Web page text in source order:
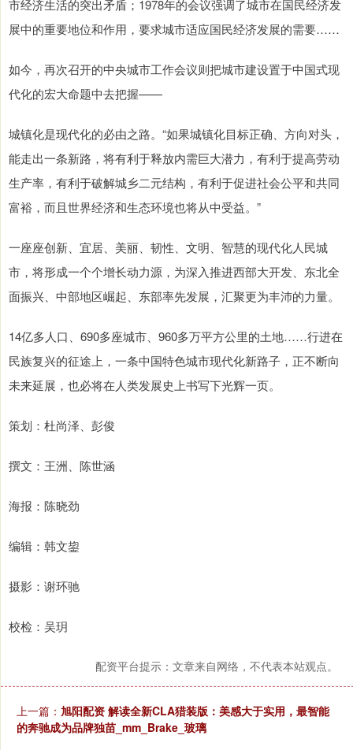
市经济生活的突出矛盾；1978年的会议强调了城市在国民经济发
展中的重要地位和作用，要求城市适应国民经济发展的需要……
如今，再次召开的中央城市工作会议则把城市建设置于中国式现
代化的宏大命题中去把握——
城镇化是现代化的必由之路。“如果城镇化目标正确、方向对头，
能走出一条新路，将有利于释放内需巨大潜力，有利于提高劳动
生产率，有利于破解城乡二元结构，有利于促进社会公平和共同
富裕，而且世界经济和生态环境也将从中受益。”
一座座创新、宜居、美丽、韧性、文明、智慧的现代化人民城
市，将形成一个个增长动力源，为深入推进西部大开发、东北全
面振兴、中部地区崛起、东部率先发展，汇聚更为丰沛的力量。
14亿多人口、690多座城市、960多万平方公里的土地……行进在
民族复兴的征途上，一条中国特色城市现代化新路子，正不断向
未来延展，也必将在人类发展史上书写下光辉一页。
策划：杜尚泽、彭俊
撰文：王洲、陈世涵
海报：陈晓劲
编辑：韩文鋆
摄影：谢环驰
校检：吴玥
配资平台提示：文章来自网络，不代表本站观点。
上一篇： 旭阳配资 解读全新CLA猎装版：美感大于实用，最智能
的奔驰成为品牌独苗_mm_Brake_玻璃